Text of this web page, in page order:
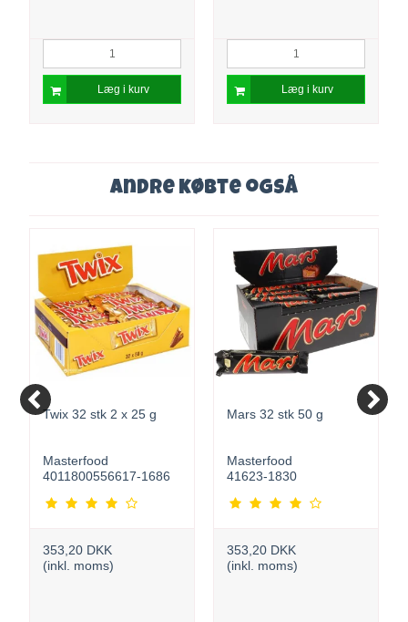
Læg i kurv Læg i kurv
Andre købte også
Twix 32 stk 2 x 25 g
Masterfood
4011800556617-1686
353,20 DKK
(inkl. moms)
Mars 32 stk 50 g
Masterfood
41623-1830
353,20 DKK
(inkl. moms)